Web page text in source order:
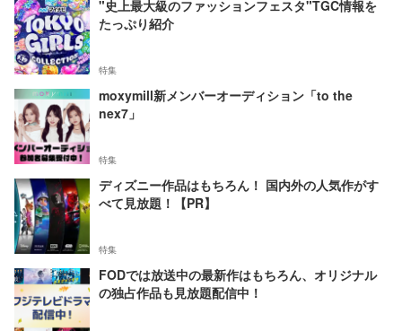
"史上最大級のファッションフェスタ"TGC情報を
たっぷり紹介
特集
moxymill新メンバーオーディション「to the
nex7」
特集
ディズニー作品はもちろん！ 国内外の人気作がす
べて見放題！【PR】
特集
FODでは放送中の最新作はもちろん、オリジナル
の独占作品も見放題配信中！